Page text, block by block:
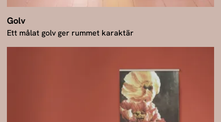
Golv
Ett målat golv ger rummet karaktär